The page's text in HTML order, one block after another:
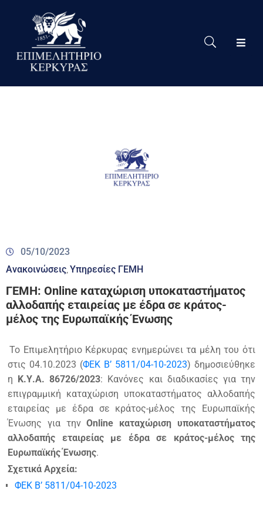
Το
Eπιμελητήριο
05/10/2023
Ανακοινώσεις Υπηρεσίες ΓΕΜΗ
ΓΕΜΗ: Online καταχώριση υποκαταστήματος
αλλοδαπής εταιρείας με έδρα σε κράτος-
μέλος της Ευρωπαϊκής Ένωσης
Το Επιμελητήριο Κέρκυρας ενημερώνει τα μέλη του ότι
στις 04.10.2023 (ΦΕΚ Β’ 5811/04-10-2023) δημοσιεύθηκε
η Κ.Υ.Α. 86726/2023: Κανόνες και διαδικασίες για την
επιγραμμική καταχώριση υποκαταστήματος αλλοδαπής
εταιρείας με έδρα σε κράτος-μέλος της Ευρωπαϊκής
Ένωσης για τηνOnline καταχώριση υποκαταστήματος
αλλοδαπής εταιρείας με έδρα σε κράτος-μέλος της
Ευρωπαϊκής Ένωσης.
Σχετικά Αρχεία:
ΦΕΚ Β’ 5811/04-10-2023